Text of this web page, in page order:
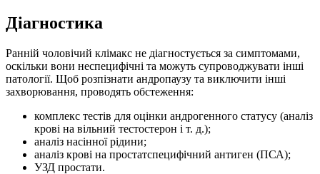
Діагностика
Ранній чоловічий клімакс не діагностується за симптомами,
оскільки вони неспецифічні та можуть супроводжувати інші
патології. Щоб розпізнати андропаузу та виключити інші
захворювання, проводять обстеження:
комплекс тестів для оцінки андрогенного статусу (аналіз
крові на вільний тестостерон і т. д.);
аналіз насінної рідини;
аналіз крові на простатспецифічний антиген (ПСА);
УЗД простати.